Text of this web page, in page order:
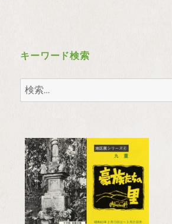
キーワード検索
検
索: